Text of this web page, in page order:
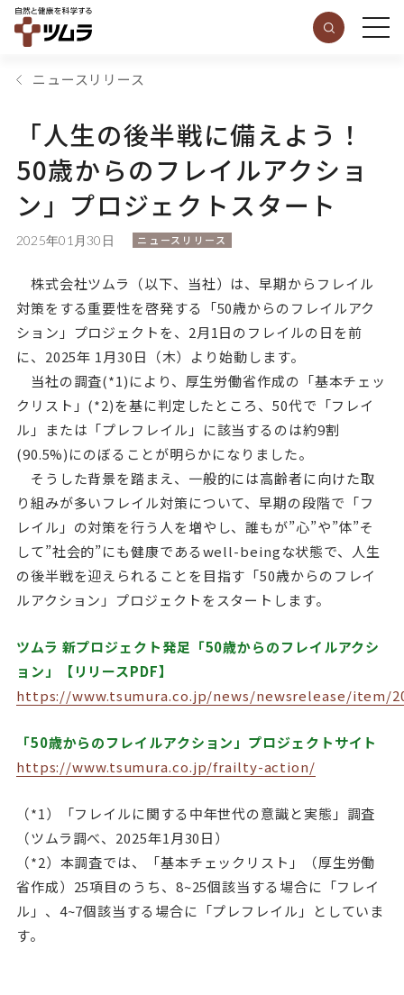
ニュースリリース
「人生の後半戦に備えよう！
50歳からのフレイルアクショ
ン」プロジェクトスタート
2025年01月30日 ニュースリリース
株式会社ツムラ（以下、当社）は、早期からフレイル
対策をする重要性を啓発する「50歳からのフレイルアク
ション」プロジェクトを、2月1日のフレイルの日を前
に、2025年 1月30日（木）より始動します。
当社の調査(*1)により、厚生労働省作成の「基本チェッ
クリスト」(*2)を基に判定したところ、50代で「フレイ
ル」または「プレフレイル」に該当するのは約9割
(90.5%)にのぼることが明らかになりました。
そうした背景を踏まえ、一般的には高齢者に向けた取
り組みが多いフレイル対策について、早期の段階で「フ
レイル」の対策を行う人を増やし、誰もが”心”や”体”そ
して”社会的”にも健康であるwell-beingな状態で、人生
の後半戦を迎えられることを目指す「50歳からのフレイ
ルアクション」プロジェクトをスタートします。
ツムラ 新プロジェクト発足「50歳からのフレイルアクシ
ョン」【リリースPDF】
https://www.tsumura.co.jp/news/newsrelease/item/
「50歳からのフレイルアクション」プロジェクトサイト
https://www.tsumura.co.jp/frailty-action/
（*1）「フレイルに関する中年世代の意識と実態」調査
（ツムラ調べ、2025年1月30日）
（*2）本調査では、「基本チェックリスト」（厚生労働
省作成）25項目のうち、8~25個該当する場合に「フレイ
ル」、4~7個該当する場合に「プレフレイル」としていま
す。